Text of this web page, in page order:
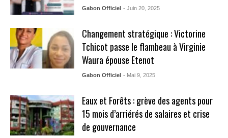
Gabon Officiel - Juin 20, 2025
Changement stratégique : Victorine
Tchicot passe le flambeau à Virginie
Waura épouse Etenot
Gabon Officiel - Mai 9, 2025
Eaux et Forêts : grève des agents pour
15 mois d’arriérés de salaires et crise
de gouvernance